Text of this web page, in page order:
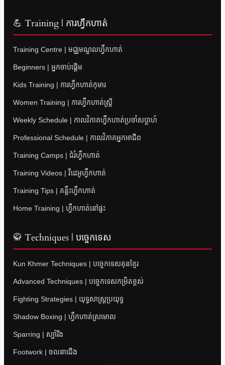
💪 Training | ការហ្វឹកហាត់
Training Centre | មជ្ឈមណ្ឌលហ្វឹកហាត់
Beginners | អ្នកចាប់ផ្តើម
Kids Training | ការហ្វឹកហាត់កុមារ
Women Training | ការហ្វឹកហាត់ស្ត្រី
Weekly Schedule | កាលវិភាគហ្វឹកហាត់ប្រចាំសប្តាហ៍
Professional Schedule | កាលវិភាគអ្នកអាជីព
Training Camps | ជំរំហ្វឹកហាត់
Training Videos | វីដេអូហ្វឹកហាត់
Training Tips | គន្លឹះហ្វឹកហាត់
Home Training | ហ្វឹកហាត់នៅផ្ទះ
🥋 Techniques | បច្ចេកទេស
Kun Khmer Techniques | បច្ចេកទេសគុនខ្មែរ
Advanced Techniques | បច្ចេកទេសកម្រិតខ្ពស់
Fighting Strategies | យុទ្ធសាស្ត្រប្រយុទ្ធ
Shadow Boxing | ហ្វឹកហាត់ស្រមោល
Sparring | ស្ប៉ារីង
Footwork | ចលនាជើង